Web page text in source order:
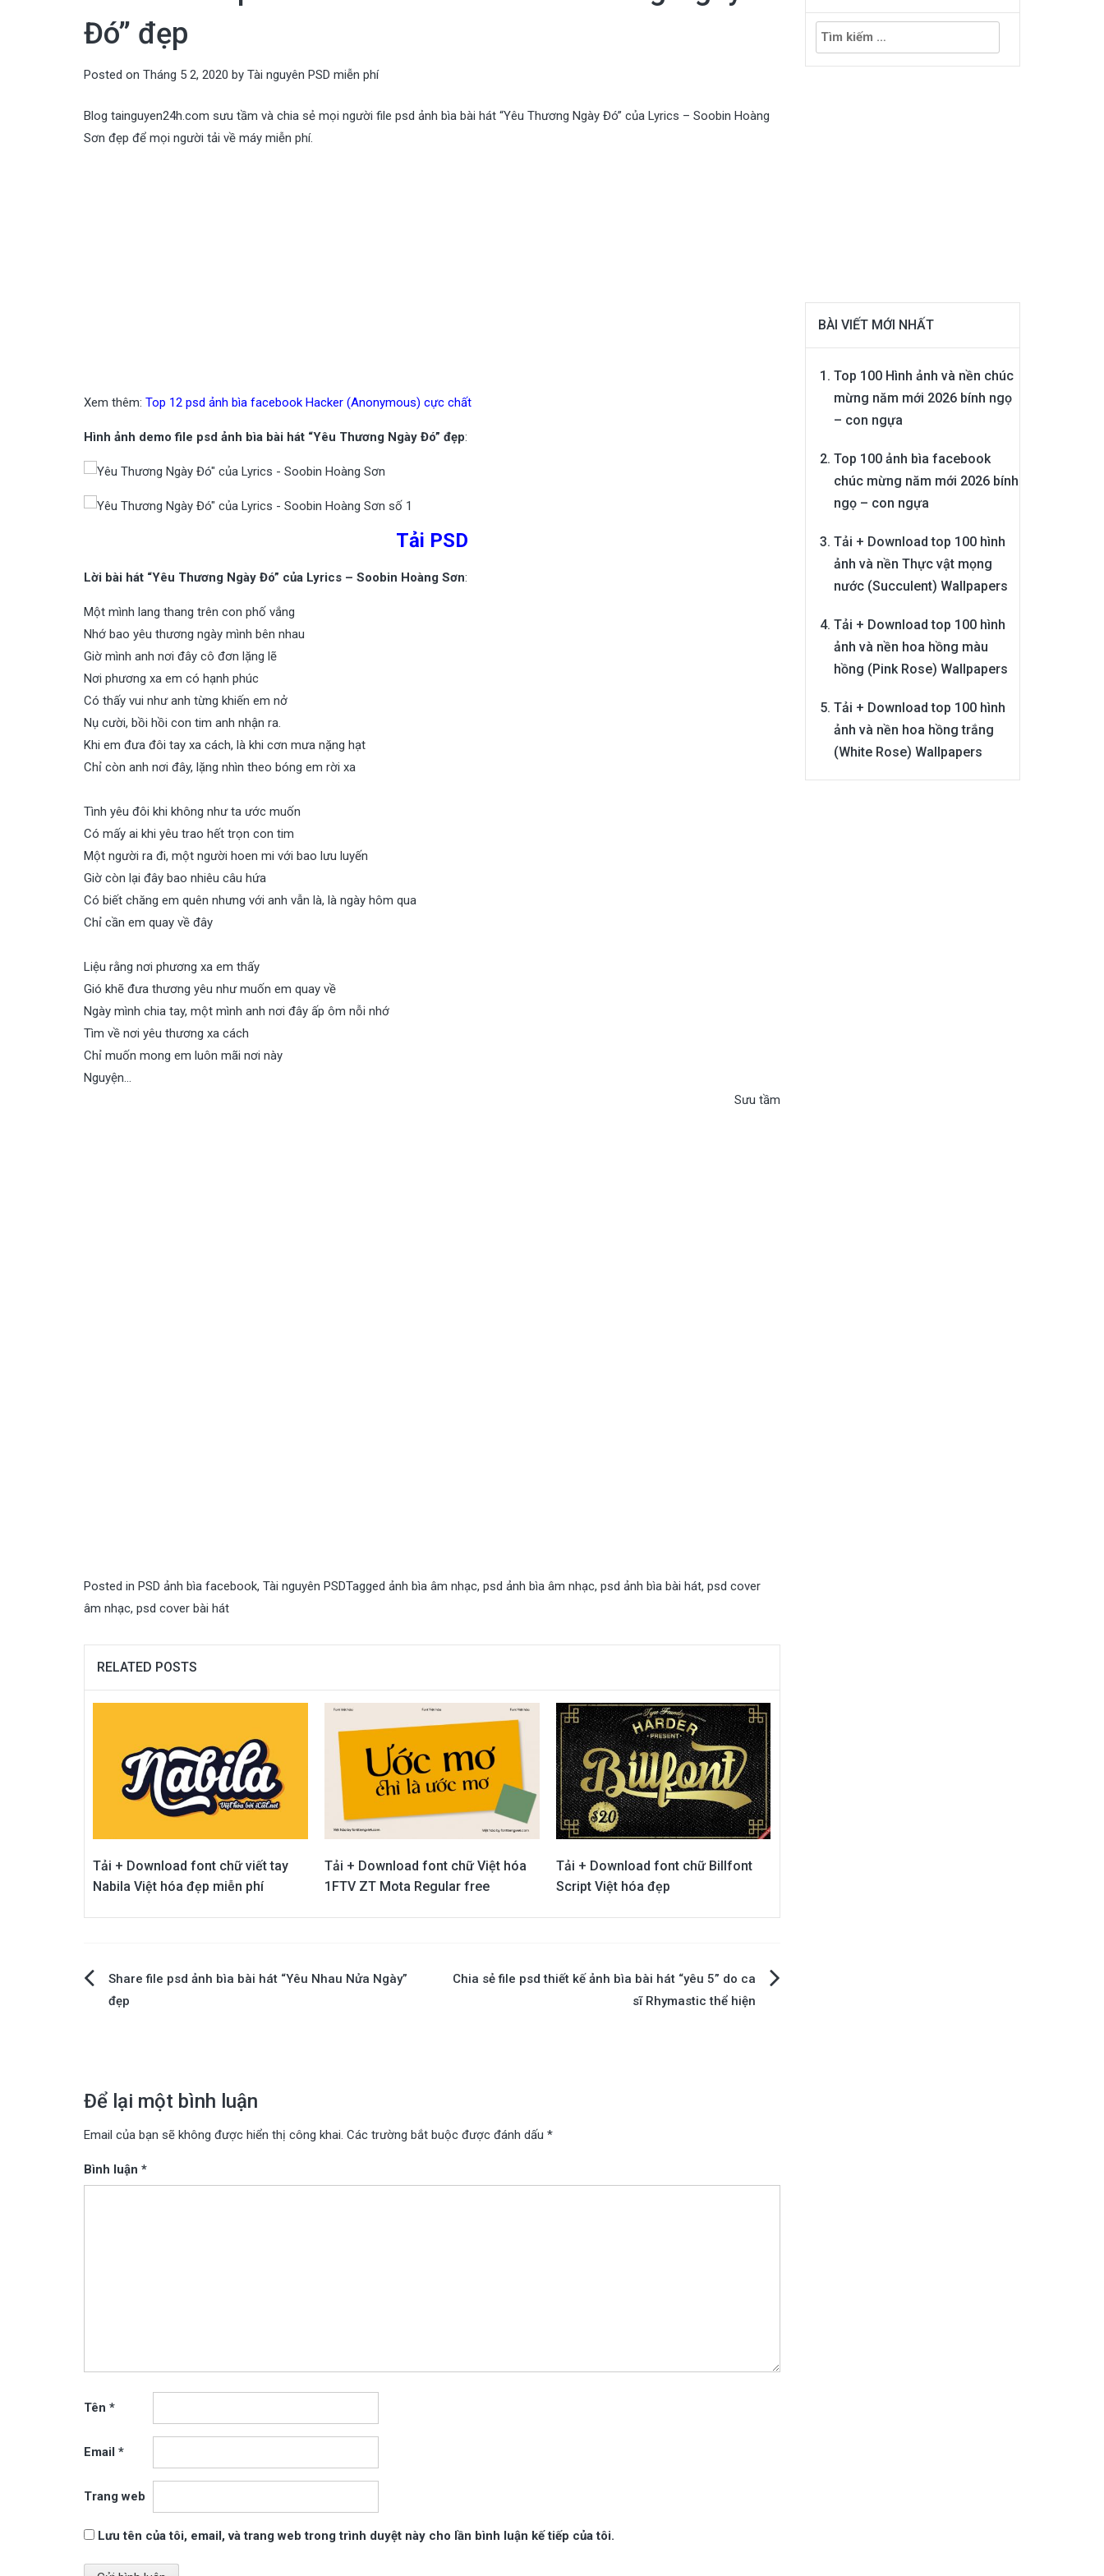
Đó” đẹp
Posted on Tháng 5 2, 2020 by Tài nguyên PSD miễn phí
Blog tainguyen24h.com sưu tầm và chia sẻ mọi người file psd ảnh bìa bài hát “Yêu Thương Ngày Đó” của Lyrics – Soobin Hoàng
Sơn đẹp để mọi người tải về máy miễn phí.
Xem thêm: Top 12 psd ảnh bìa facebook Hacker (Anonymous) cực chất
Hình ảnh demo file psd ảnh bìa bài hát “Yêu Thương Ngày Đó” đẹp:
Tải PSD
Lời bài hát “Yêu Thương Ngày Đó” của Lyrics – Soobin Hoàng Sơn:
Một mình lang thang trên con phố vắng
Nhớ bao yêu thương ngày mình bên nhau
Giờ mình anh nơi đây cô đơn lặng lẽ
Nơi phương xa em có hạnh phúc
Có thấy vui như anh từng khiến em nở
Nụ cười, bồi hồi con tim anh nhận ra.
Khi em đưa đôi tay xa cách, là khi cơn mưa nặng hạt
Chỉ còn anh nơi đây, lặng nhìn theo bóng em rời xa
Tình yêu đôi khi không như ta ước muốn
Có mấy ai khi yêu trao hết trọn con tim
Một người ra đi, một người hoen mi với bao lưu luyến
Giờ còn lại đây bao nhiêu câu hứa
Có biết chăng em quên nhưng với anh vẫn là, là ngày hôm qua
Chỉ cần em quay về đây
Liệu rằng nơi phương xa em thấy
Gió khẽ đưa thương yêu như muốn em quay về
Ngày mình chia tay, một mình anh nơi đây ấp ôm nỗi nhớ
Tìm về nơi yêu thương xa cách
Chỉ muốn mong em luôn mãi nơi này
Nguyện…
Sưu tầm
Posted in PSD ảnh bìa facebook, Tài nguyên PSDTagged ảnh bìa âm nhạc, psd ảnh bìa âm nhạc, psd ảnh bìa bài hát, psd cover
âm nhạc, psd cover bài hát
RELATED POSTS
Tải + Download font chữ viết tay
Nabila Việt hóa đẹp miễn phí
Tải + Download font chữ Việt hóa
1FTV ZT Mota Regular free
Tải + Download font chữ Billfont
Script Việt hóa đẹp
Điều
viết
Share file psd ảnh bìa bài hát “Yêu Nhau Nửa Ngày”
đẹp
Chia sẻ file psd thiết kế ảnh bìa bài hát “yêu 5” do ca
sĩ Rhymastic thể hiện
Để lại một bình luận
Email của bạn sẽ không được hiển thị công khai. Các trường bắt buộc được đánh dấu *
Bình luận *
Tên *
Email *
Trang web
Lưu tên của tôi, email, và trang web trong trình duyệt này cho lần bình luận kế tiếp của tôi.
Tìm
kiếm
cho:
BÀI VIẾT MỚI NHẤT
Top 100 Hình ảnh và nền chúc
mừng năm mới 2026 bính ngọ
– con ngựa
Top 100 ảnh bìa facebook
chúc mừng năm mới 2026 bính
ngọ – con ngựa
Tải + Download top 100 hình
ảnh và nền Thực vật mọng
nước (Succulent) Wallpapers
Tải + Download top 100 hình
ảnh và nền hoa hồng màu
hồng (Pink Rose) Wallpapers
Tải + Download top 100 hình
ảnh và nền hoa hồng trắng
(White Rose) Wallpapers